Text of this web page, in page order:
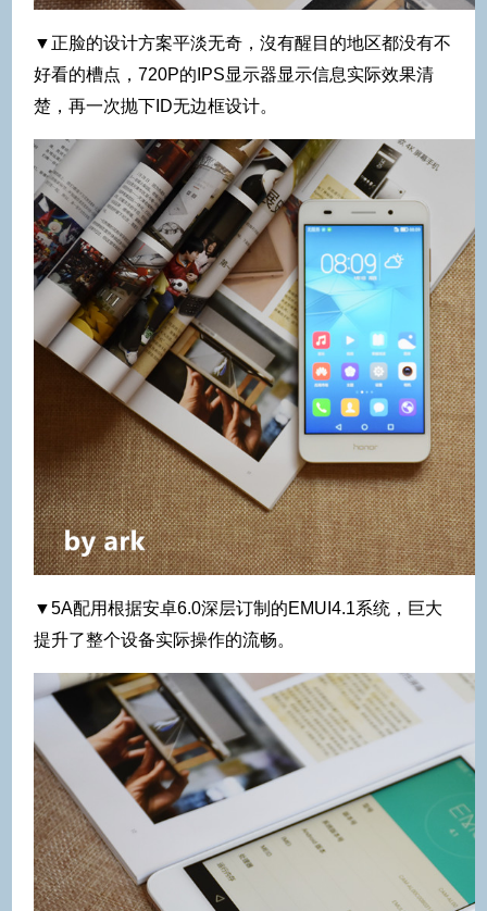
▼正脸的设计方案平淡无奇，沒有醒目的地区都没有不
好看的槽点，720P的IPS显示器显示信息实际效果清
楚，再一次抛下ID无边框设计。
▼5A配用根据安卓6.0深层订制的EMUI4.1系统，巨大
提升了整个设备实际操作的流畅。